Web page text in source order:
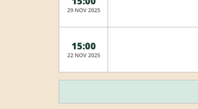
29 NOV 2025
15:00
22 NOV 2025